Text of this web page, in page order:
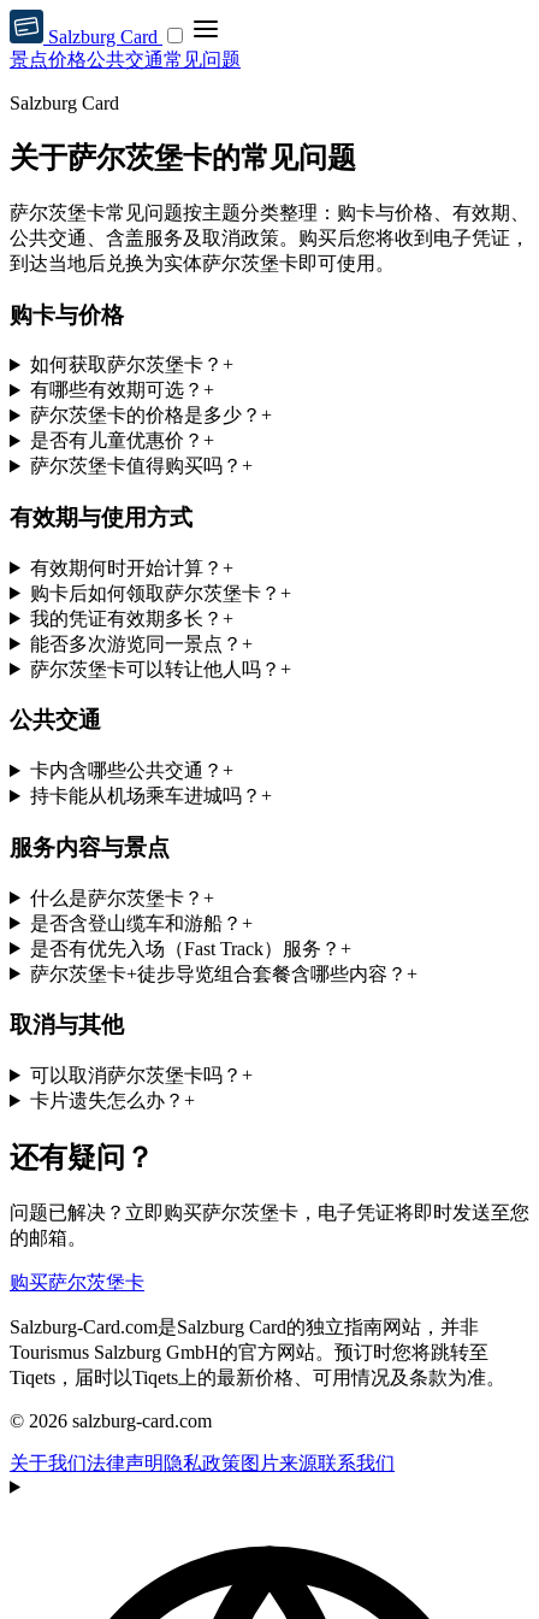
Salzburg Card
景点价格公共交通常见问题
Salzburg Card
关于萨尔茨堡卡的常见问题
萨尔茨堡卡常见问题按主题分类整理：购卡与价格、有效期、
公共交通、含盖服务及取消政策。购买后您将收到电子凭证，
到达当地后兑换为实体萨尔茨堡卡即可使用。
购卡与价格
如何获取萨尔茨堡卡？ +
有哪些有效期可选？ +
萨尔茨堡卡的价格是多少？ +
是否有儿童优惠价？ +
萨尔茨堡卡值得购买吗？ +
有效期与使用方式
有效期何时开始计算？ +
购卡后如何领取萨尔茨堡卡？ +
我的凭证有效期多长？ +
能否多次游览同一景点？ +
萨尔茨堡卡可以转让他人吗？ +
公共交通
卡内含哪些公共交通？ +
持卡能从机场乘车进城吗？ +
服务内容与景点
什么是萨尔茨堡卡？ +
是否含登山缆车和游船？ +
是否有优先入场（Fast Track）服务？ +
萨尔茨堡卡+徒步导览组合套餐含哪些内容？ +
取消与其他
可以取消萨尔茨堡卡吗？ +
卡片遗失怎么办？ +
还有疑问？
问题已解决？立即购买萨尔茨堡卡，电子凭证将即时发送至您
的邮箱。
购买萨尔茨堡卡
Salzburg-Card.com是Salzburg Card的独立指南网站，并非
Tourismus Salzburg GmbH的官方网站。预订时您将跳转至
Tiqets，届时以Tiqets上的最新价格、可用情况及条款为准。
© 2026 salzburg-card.com
关于我们法律声明 隐私政策图片来源联系我们